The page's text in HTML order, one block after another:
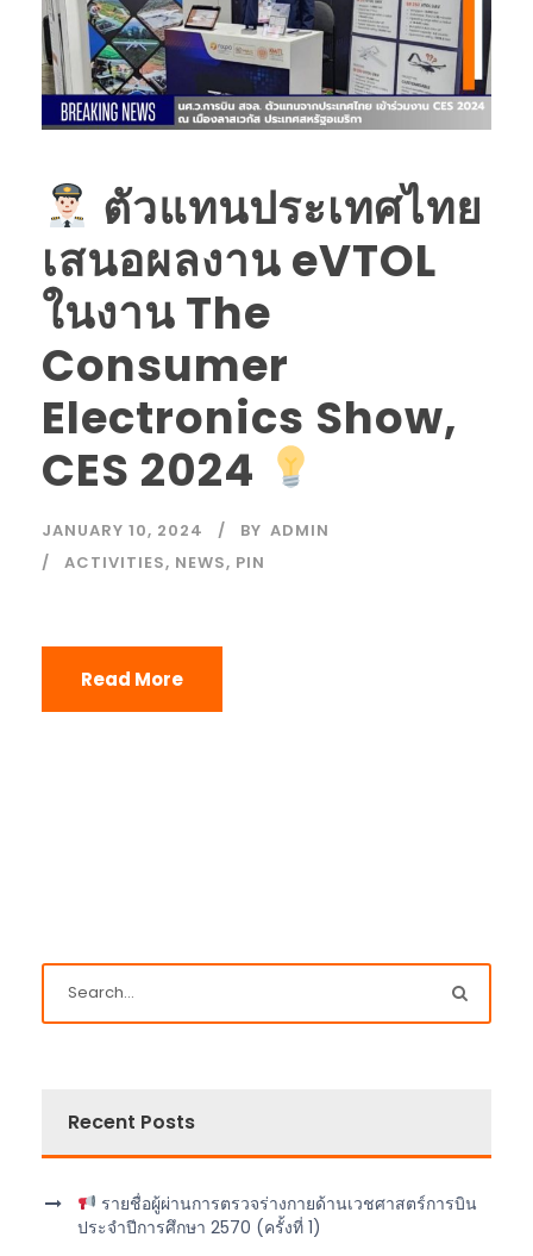
ตัวแทนประเทศไทย
เสนอผลงาน eVTOL
ในงาน The
Consumer
Electronics Show,
CES 2024
JANUARY 10, 2024 BY ADMIN
ACTIVITIES, NEWS, PIN
Read More
Recent Posts
รายชื่อผู้ผ่านการตรวจร่างกายด้านเวชศาสตร์การบิน
ประจำปีการศึกษา 2570 (ครั้งที่ 1)